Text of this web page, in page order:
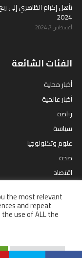
تأهل إكرام الظاهري إلى
2024
أغسطس 7, 2024
الفئات الشائعة
أخبار محلية
أخبار عالمية
رياضة
سياسة
علوم وتكنولوجيا
صحة
اقتصاد
ترفيه
إستفتاءات أخبار محلية
علوم
the most relevant
and repeat
the use of ALL the
Cookie Settings